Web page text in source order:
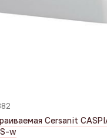
Cersanit
w